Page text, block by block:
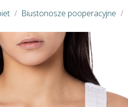
Biustonosze pooperacyjne